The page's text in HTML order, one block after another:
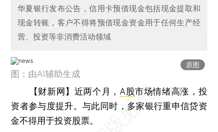
华夏银行发布公告，信用卡预借现金包括现金提取和
现金转账，客户不得将预借现金资金用于任何生产经
营、投资等非消费活动领域
原图
图：由AI辅助生成
【财新网】 近两个月， A股市场情绪高涨，投
资者参与度提升。与此同时，多家银行重申信贷资
金不得用于投资股票。